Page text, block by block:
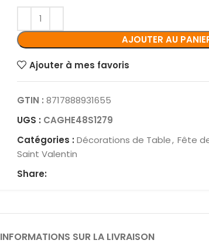
AJOUTER AU
Ajouter à mes favoris
GTIN : 8717888931655
UGS : CAGHE48S1279
Catégories : Décorations de Table, Fête
Saint Valentin
Share:
INFORMATIONS SUR LA LIVRAISON